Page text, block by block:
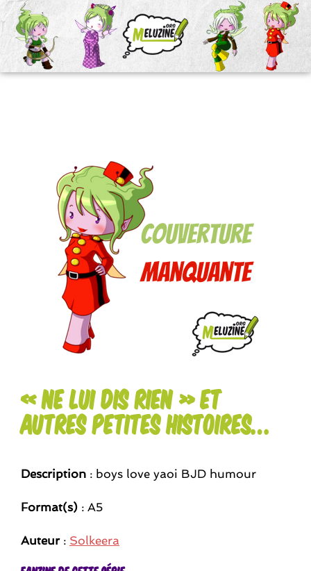
« Ne lui dis rien » et
autres petites histoires…
Description : boys love yaoi BJD humour
Format(s) : A5
Auteur: Solkeera